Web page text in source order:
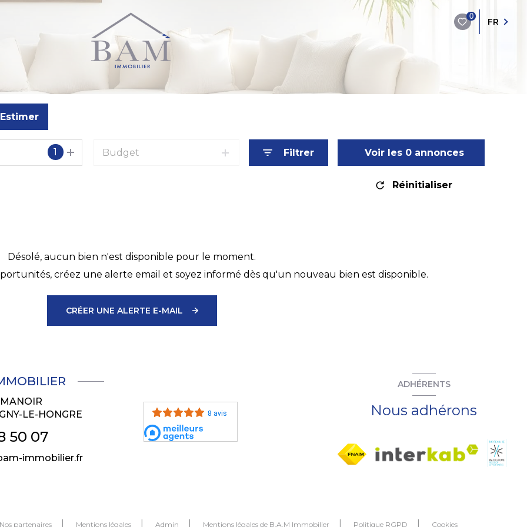
0
FR
Estimer
1 Budget Filtrer Voir les 0annonces
Réinitialiser
Désolé, aucun bien n'est disponible pour le moment.
créez une alerte email et soyez informé dès qu'un nouveau bien est disponible.
CRÉER UNE ALERTE E-MAIL
MANOIR
LE-HONGRE
50 07
immobilier.fr
8 avis
ADHÉRENTS
Nous adhérons
Nos partenaires Mentions légales Admin Mentions légales de B.A.M Immobilier Politique RGPD Cookies